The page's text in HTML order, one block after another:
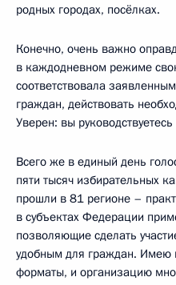
родных городах, посёлках.
Конечно, очень важно
в каждодневном режиме
соответствовала
граждан, действовать
Уверен: вы
Всего же в единый день
пяти тысяч избирательных
прошли в 81 регионе –
в субъектах Федерации
позволяющие сделать
удобным для граждан. Имею
форматы, и организацию